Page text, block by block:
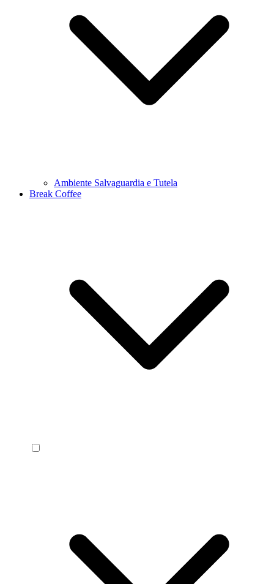
Ambiente Salvaguardia e Tutela
Break Coffee